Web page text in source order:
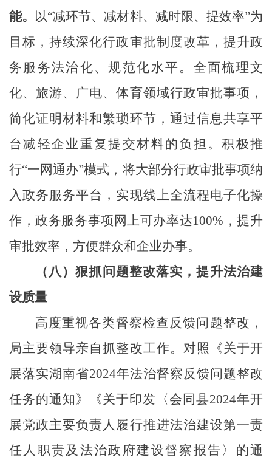
能。
以“减环节、减材料、减时限、提效率”为
目标，持续深化行政审批制度改革，提升政
务服务法治化、规范化水平。 全面梳理文
化、旅游、广电、体育领域行政审批事项，
简化证明材料和繁琐环节，通过信息共享平
台减轻企业重复提交材料的负担 。积极推
行“一网通办”模式，将大部分行政审批事项纳
入政务服务平台，实现线上全流程电子化操
作，政务服务事项网上可办率达100% ，提升
审批效率，方便群众和企业办事。
（八）狠抓问题整改落实，提升法治建
设质量
高度重视各类督察检查反馈问题整改，
局主要领导亲自抓整改工作。对照《关于开
展落实湖南省2024年法治督察反馈问题整改
任务的通知》《关于印发 〈会同县2024年开
展党政主要负责人履行推进法治建设第一责
任人职责及法治政府建设督察报告〉的通